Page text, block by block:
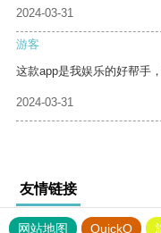
2024-03-31
游客
这款app是我娱乐的好帮手
2024-03-31
友情链接
网站地图 QuickQ